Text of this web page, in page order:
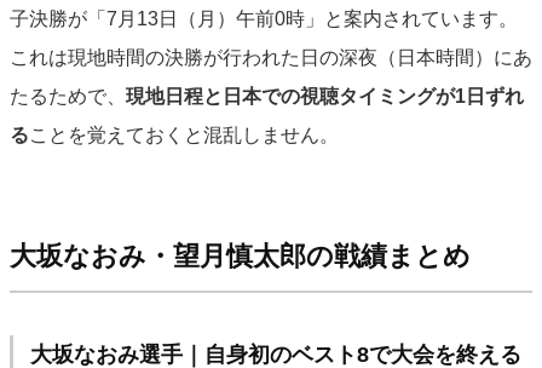
子決勝が「7月13日（月）午前0時」と案内されています。
これは現地時間の決勝が行われた日の深夜（日本時間）にあ
たるためで、 現地日程と日本での視聴タイミングが1日ずれ
ることを覚えておくと混乱しません。
大坂なおみ・望月慎太郎の戦績まとめ
大坂なおみ選手｜自身初のベスト8で大会を終える